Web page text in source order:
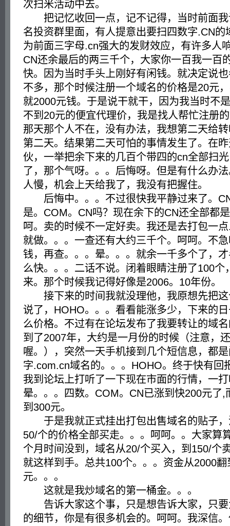
次扫米活动中去。
把记忆收回一点，记不记得，当时前面我
名投资群里面，有人提意出要扫四数字.CN的
为前面三字母.cn强大的发财效应，有许多人
CN还余最后的两三千个，大家你一百我一百
快。因为当时手头上刚好有闲钱。就决定说
不多，那个时候注册一个域名的价格是20元
就2000元钱。于是说干就干，因为我当时不
不到20元的便宜代理价，我是找人帮忙注册
那天那个人不在，没有办法，我想第二天给
第二天。结果第二天可怕的事情发生了。在
伙，一举把余下来的几百个带四的cn全部扫
了，那个气呀。。。后悔呀。但是有什么办
人慢，机会上天给我了，我没有把握住。
后悔中。。。不过很快我平静过来了。
是。COM。CN吗？现在余下的CN还全部都
呵。卖的时候不一定好卖。我还是去打包一
就做。。。一查还有大约三千个。呵呵。不
钱，再查。。。晕。。。就余一千多个了，
么快。。。二话不说。闭着眼睛注册了100个
来。那个时候我记得好像是2006。10年份。
接下来的时间我就没理他，我原想先把这
说了，HOHO。。。看看能涨多少，下来的
么价格。不过有在论坛发布了我要转让的域
到了2007年，大约是一月份的时候（注意，
喔。），突然一天手机接到几个短信息，都
字.com.cn域名的。。。HOHO。终于快有回
我到论坛上打听了一下现在市面的行情，一
晕。。。四数。COM。CN已涨到快200元了,
到300元。
于是我就正式挂出打包出售域名的贴子，
50/个的价格全部买走。。。呵呵。。大家算
个月时间没到，域名从20/个买入，到150/个
就这样到手。总共100个。。。资金从2000翻
元。。。
这就是我炒域名的第一桶金。。。
告诉大家这个事，只是想告诉大家，只要
的细节，你是有很多机会的。呵呵。我深信